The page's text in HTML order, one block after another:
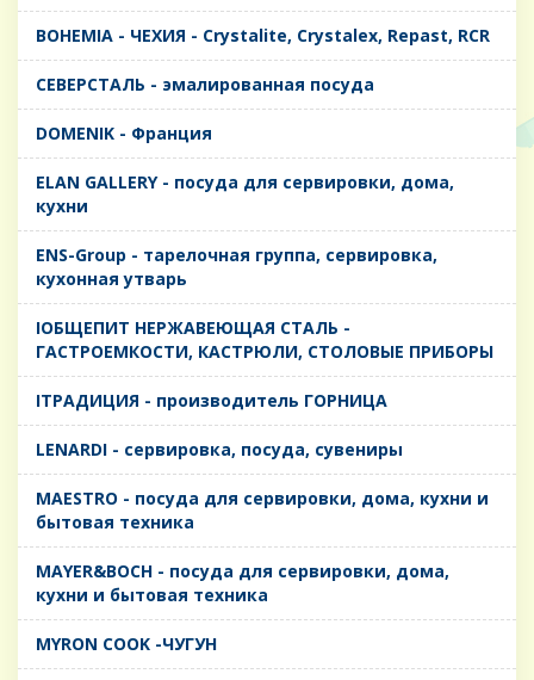
BOHEMIA - ЧЕХИЯ - Crystalite, Crystalex, Repast, RCR
CЕВЕРСТАЛЬ - эмалированная посуда
DOMENIK - Франция
ELAN GALLERY - посуда для сервировки, дома,
кухни
ENS-Group - тарелочная группа, сервировка,
кухонная утварь
IОБЩЕПИТ НЕРЖАВЕЮЩАЯ СТАЛЬ -
ГАСТРОЕМКОСТИ, КАСТРЮЛИ, СТОЛОВЫЕ ПРИБОРЫ
IТРАДИЦИЯ - производитель ГОРНИЦА
LENARDI - сервировка, посуда, сувениры
MAESTRO - посуда для сервировки, дома, кухни и
бытовая техника
MAYER&BOCH - посуда для сервировки, дома,
кухни и бытовая техника
MYRON COOK -ЧУГУН